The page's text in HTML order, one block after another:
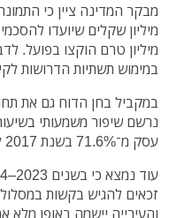
מיליון טרם הוקצו בפועל.
במימוש תשתיות הדרושות
במקביל בחן הדוח גם את
נרשם שיפור משמעותי
עסק מ־71.6% בשנת 2017 ל־82.6% בשנת 2025.
זכאים להגיש בקשות
והעירייה יישמה באופן